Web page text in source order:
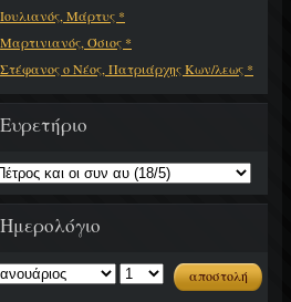
Ιουλιανός, Μάρτυς *
Μαρτινιανός, Όσιος *
Στέφανος ο Νέος, Πατριάρχης Κων/λεως *
Ευρετήριο
Ημερολόγιο